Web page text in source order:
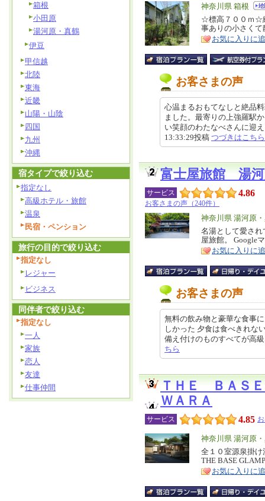
エ
リ
ア
神奈川県 箱根
特
徴
☆標高７００ｍ☆
事ありの小さく
お気に入りに
お客さまの声
心温まるおもてなしと絶品
ました。最寄りの上強羅駅
い笑顔のわたなべさんに迎
13:33:29投稿 つづきはこちら
富士屋旅館 湯
サービス 4.86
お客さまの声（240件）
エ
リ
ア
神奈川県 湯河原
特
徴
名湯として愛さ
屋旅館。 Google
お気に入りに
お客さまの声
無料の飲み物と豪華な食事
しかった 夕食は食べきれな
備え付けのものすべてが高
ちら
ＴＨＥ ＢＡＳ
ＷＡＲＡ
サービス 4.85
エ
リ
ア
神奈川県 湯河原
特
徴
全１０室源泉掛
THE BASE
お気に入りに
箱根
小田原
湯河原・真鶴
伊豆
甲信越
北陸
東海
近畿
山陽・山陰
四国
九州
沖縄
宿タイプで絞り込む
指定なし
高級ホテル・旅館
温泉
民宿・ペンション
旅行の目的で絞り込む
指定なし
レジャー
ビジネス
同伴者で絞り込む
指定なし
一人
家族
恋人
友達
仕事仲間